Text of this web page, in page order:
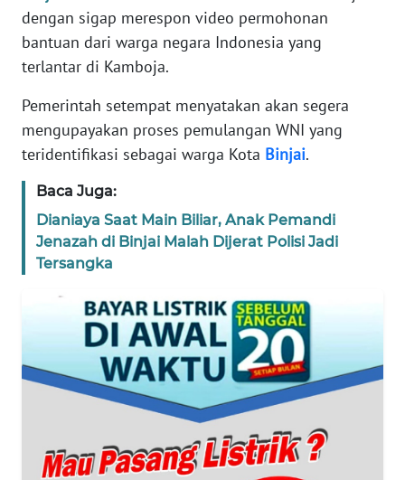
dengan sigap merespon video permohonan
bantuan dari warga negara Indonesia yang
terlantar di Kamboja.
Pemerintah setempat menyatakan akan segera
mengupayakan proses pemulangan WNI yang
teridentifikasi sebagai warga Kota Binjai.
Baca Juga:
Dianiaya Saat Main Biliar, Anak Pemandi
Jenazah di Binjai Malah Dijerat Polisi Jadi
Tersangka
DISCLAIMER
Wahana
Regional
WN
WN
JAKARTA
BANTEN